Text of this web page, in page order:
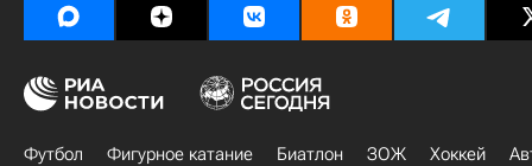
Футбол Фигурное катание Биатлон ЗОЖ Хоккей